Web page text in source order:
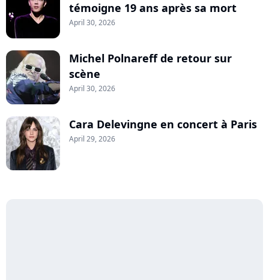
témoigne 19 ans après sa mort
April 30, 2026
Michel Polnareff de retour sur
scène
April 30, 2026
Cara Delevingne en concert à Paris
April 29, 2026